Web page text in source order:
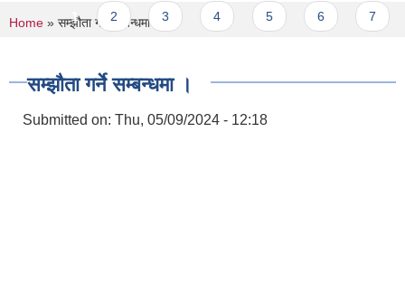
Pages
1 2 3 4 5 6 7
You are here
Home » सम्झौता गर्ने सम्बन्धमा ।
सम्झौता गर्ने सम्बन्धमा ।
Submitted on: Thu, 05/09/2024 - 12:18